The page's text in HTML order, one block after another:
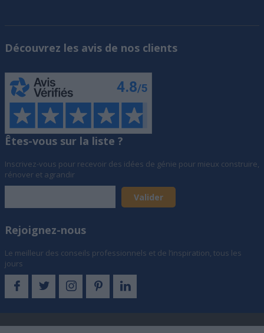
Découvrez les avis de nos clients
Êtes-vous sur la liste ?
Inscrivez-vous pour recevoir des idées de génie pour mieux construire,
rénover et agrandir
Rejoignez-nous
Le meilleur des conseils professionnels et de l’inspiration, tous les
jours